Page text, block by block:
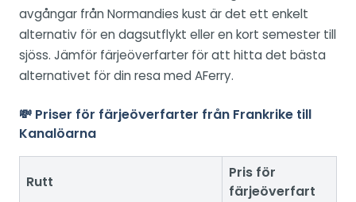
avgångar från Normandies kust är det ett enkelt
alternativ för en dagsutflykt eller en kort semester till
sjöss. Jämför färjeöverfarter för att hitta det bästa
alternativet för din resa med AFerry.
💸 Priser för färjeöverfarter från Frankrike till
Kanalöarna
Rutt
Pris för
färjeöverfart